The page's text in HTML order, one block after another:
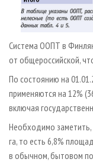
Система ООПТ в
от общероссийской,
По состоянию на
применяются на 12%
включая
Необходимо
га, то есть 6,8%
в обычном, бытовом